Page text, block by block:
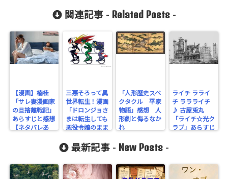
-
flower.com/
content/plu
gins/sns-
count-
関連記事 - Related Posts-
【漫画】楠桂
「サレ妻漫画家
の旦捨離戦記」
あらすじと感想
【ネタバレあ
三悪そろって異
世界転生！漫画
「ドロンジョさ
まは転生しても
悪役令嬢のまま
「人形歴史スペ
クタクル 平家
物語」感想 人
形劇と侮るなか
れ
ライチ ラライ
チ ララライチ
♪ 古屋兎丸
「ライチ☆光ク
ラブ」あらすじ
最新記事 - New Posts -